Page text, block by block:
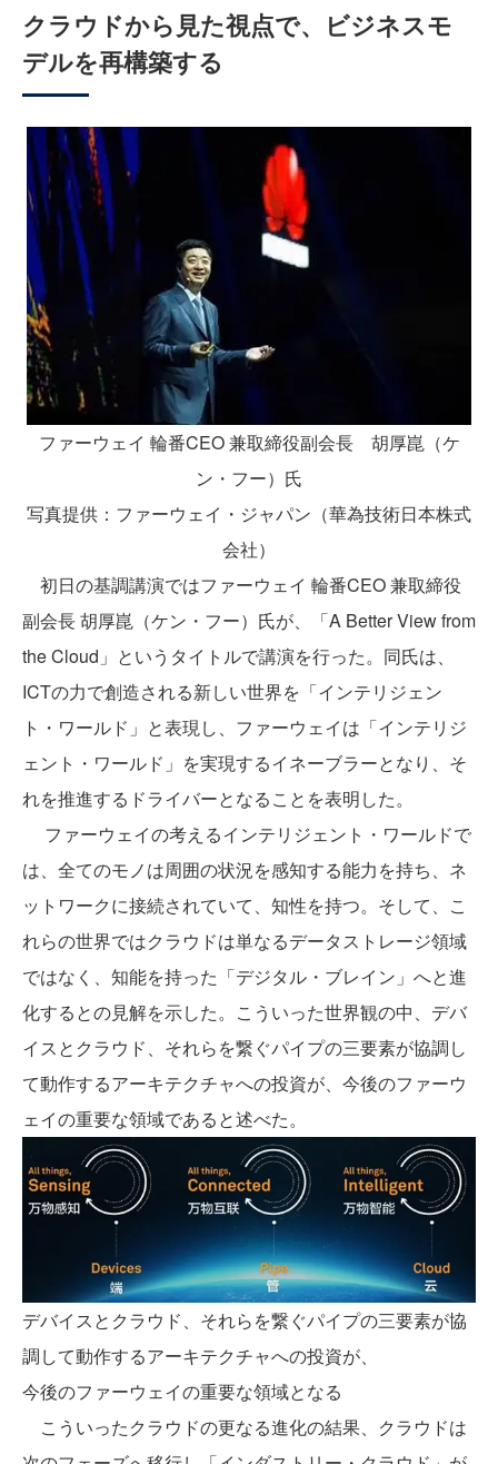
クラウドから見た視点で、ビジネスモ
デルを再構築する
ファーウェイ 輪番CEO 兼取締役副会長 胡厚崑（ケ
ン・フー）氏
写真提供：ファーウェイ・ジャパン（華為技術日本株式
会社）
初日の基調講演ではファーウェイ 輪番CEO 兼取締役
副会長 胡厚崑（ケン・フー）氏が、「A Better View from
the Cloud」というタイトルで講演を行った。同氏は、
ICTの力で創造される新しい世界を「インテリジェン
ト・ワールド」と表現し、ファーウェイは「インテリジ
ェント・ワールド」を実現するイネーブラーとなり、そ
れを推進するドライバーとなることを表明した。
ファーウェイの考えるインテリジェント・ワールドで
は、全てのモノは周囲の状況を感知する能力を持ち、ネ
ットワークに接続されていて、知性を持つ。そして、こ
れらの世界ではクラウドは単なるデータストレージ領域
ではなく、知能を持った「デジタル・ブレイン」へと進
化するとの見解を示した。こういった世界観の中、デバ
イスとクラウド、それらを繋ぐパイプの三要素が協調し
て動作するアーキテクチャへの投資が、今後のファーウ
ェイの重要な領域であると述べた。
デバイスとクラウド、それらを繋ぐパイプの三要素が協
調して動作するアーキテクチャへの投資が、
今後のファーウェイの重要な領域となる
こういったクラウドの更なる進化の結果、クラウドは